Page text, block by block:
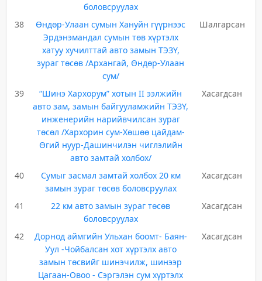
боловсруулах
38
Өндөр-Улаан сумын Хануйн гүүрнээс
Эрдэнэмандал сумын төв хүртэлх
хатуу хучилттай авто замын ТЭЗҮ,
зураг төсөв /Архангай, Өндөр-Улаан
сум/
Шалгарсан
39
“Шинэ Хархорум” хотын II ээлжийн
авто зам, замын байгууламжийн ТЭЗҮ,
инженерийн нарийвчилсан зураг
төсөл /Хархорин сум-Хөшөө цайдам-
Өгий нуур-Дашинчилэн чиглэлийн
авто замтай холбох/
Хасагдсан
40
Сумыг засмал замтай холбох 20 км
замын зураг төсөв боловсруулах
Хасагдсан
41
22 км авто замын зураг төсөв
боловсруулах
Хасагдсан
42
Дорнод аймгийн Ульхан боомт- Баян-
Уул -Чойбалсан хот хүртэлх авто
замын төсвийг шинэчилж, шинээр
Цагаан-Овоо - Сэргэлэн сум хүртэлх
Хасагдсан